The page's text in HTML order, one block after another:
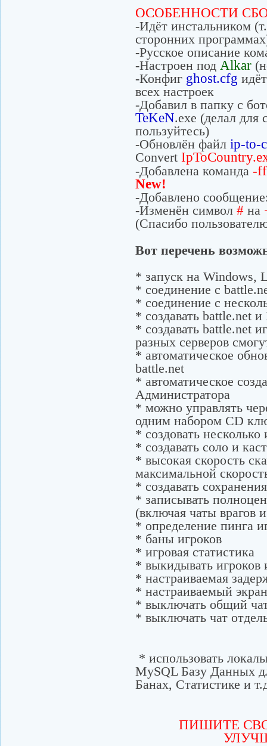
ОСОБЕННОСТИ
-Идёт инстальником
сторонних
-Русское описание
-Настроен под Alkar
-Конфиг ghost.cfg
всех настроек
-Добавил в папку с
TeKeN.exe (делал для
пользуйтесь)
-Обновлён файл ip-to-
Convert
-Добавлена команда -ff
New!
-Добавлено
-Изменён символ # на
(Спасибо
Вот перечень
* запуск на Windows,
* соединение с
* соединение с
* создавать battle.net
* создавать battle.net
разных серверов
* автоматическое
battle.net
* автоматическое
Администратора
* можно управлять
одним набором CD
* создовать
* создавать соло и
* высокая скорость
максимальной
* создавать
* записывать
(включая чаты врагов
* определение пинга
* баны игроков
* игровая статистика
* выкидывать игроков
* настраиваемая
* настраиваемый
* выключать общий
* выключать чат
* использовать
MySQL Базу Данных
Банах, Статистике и
ПИШИТЕ